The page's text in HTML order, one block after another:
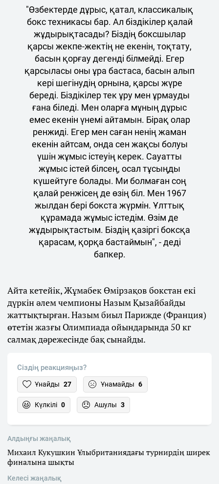
"Өзбектерде дұрыс, қатал, классикалық
бокс техникасы бар. Ал біздікілер қалай
жұдырықтасады? Біздің боксшылар
қарсы жекпе-жектің не екенін, тоқтату,
басын қорғау дегенді білмейді. Егер
қарсыласы оны ұра бастаса, басын алып
кері шегінудің орнына, қарсы жүре
береді. Біздікілер тек ұру мен ұрмауды
ғана біледі. Мен оларға мұның дұрыс
емес екенін үнемі айтамын. Бірақ олар
ренжиді. Егер мен саған ненің жаман
екенін айтсам, онда сен жақсы болуы
үшін жұмыс істеуің керек. Сауатты
жұмыс істей білсең, осал тұсыңды
күшейтуге болады. Ми болмаған соң
қалай ренжісең де өзің біл. Мен 1967
жылдан бері бокста жүрмін. Ұлттық
құрамада жұмыс істедім. Өзім де
жұдырықтастым. Біздің қазіргі боксқа
қарасам, қорқа бастаймын", - деді
бапкер.
Айта кетейік, Жұмабек Өмірзақов бокстан екі
дүркін әлем чемпионы Назым Қызайбайды
жаттықтырған. Назым биыл Парижде (Франция)
өтетін жазғы Олимпиада ойындарында 50 кг
салмақ дәрежесінде бақ сынайды.
Сіздің реакцияңыз?
Ұнайды 27 Ұнамайды 6
Күлкілі 0 Ашулы 3
Алдыңғы жаңалық
Михаил Кукушкин Ұлыбританиядағы турнирдің ширек
финалына шықты
Келесі жаңалық